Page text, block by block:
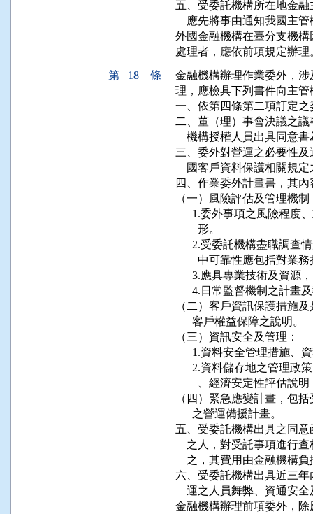
五、受委託機構所在地金
應先將事由通知我國主
外國金融機構在臺分支機
處理者，應依前項規定辦理
第 18 條
金融機構辦理作業委外，
理，應檢具下列書件向主
一、依第四條第二項訂定
二、董（理）事會決議之
機構授權人員出具同意
三、委外對營運之必要性
國客戶資料保護相關規
四、作業委外計畫書，其
（一）風險評估及管理機制
1.委外事項之風險程
        形。
2.受委託機構盡職調
中可靠性應包括對
3.應具專業技術及資
4.日常監督機制之計畫
（二）客戶資訊保護措施
      客戶權益保障之說明。
（三）資訊安全及管理：
1.資料安全管理措施
2.資料儲存地之管理
、經濟安定性評估
（四）緊急應變計畫，包
      之營運備援計畫。
五、受委託機構出具之同
之人，對受託事項進行
之，其費用由金融機構
六、受委託機構出具近三
運之人員舞弊、資通安
金融機構辦理前項委外，